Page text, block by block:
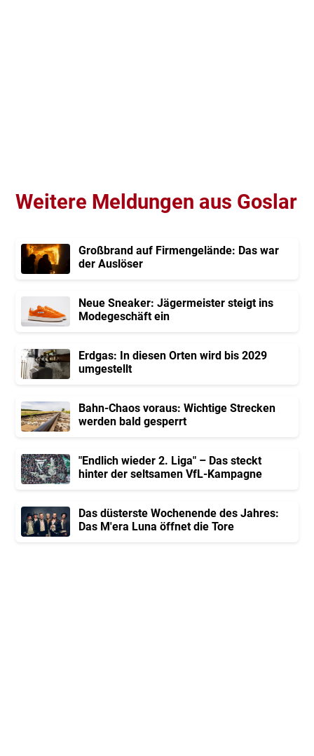
Weitere Meldungen aus Goslar
Großbrand auf Firmengelände: Das war
der Auslöser
Neue Sneaker: Jägermeister steigt ins
Modegeschäft ein
Erdgas: In diesen Orten wird bis 2029
umgestellt
Bahn-Chaos voraus: Wichtige Strecken
werden bald gesperrt
"Endlich wieder 2. Liga" – Das steckt
hinter der seltsamen VfL-Kampagne
Das düsterste Wochenende des Jahres:
Das M'era Luna öffnet die Tore